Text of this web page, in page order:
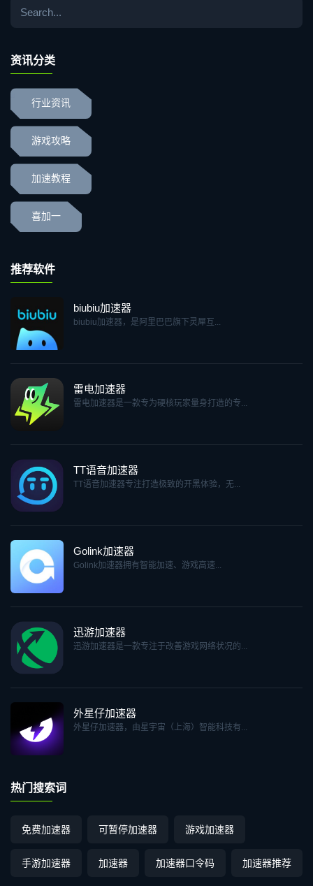
资讯分类
行业资讯
游戏攻略
加速教程
喜加一
推荐软件
biubiu加速器
biubiu加速器，是阿里巴巴旗下灵犀互...
雷电加速器
雷电加速器是一款专为硬核玩家量身打造的专...
TT语音加速器
TT语音加速器专注打造极致的开黑体验，无...
Golink加速器
Golink加速器拥有智能加速、游戏高速...
迅游加速器
迅游加速器是一款专注于改善游戏网络状况的...
外星仔加速器
外星仔加速器，由星宇宙（上海）智能科技有...
热门搜索词
免费加速器 可暂停加速器 游戏加速器
手游加速器 加速器 加速器口令码 加速器推荐